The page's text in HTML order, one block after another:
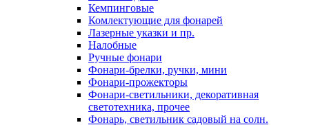
Кемпинговые
Комлектующие для фонарей
Лазерные указки и пр.
Налобные
Ручные фонари
Фонари-брелки, ручки, мини
Фонари-прожекторы
Фонари-светильники, декоративная
светотехника, прочее
Фонарь, светильник садовый на солн.